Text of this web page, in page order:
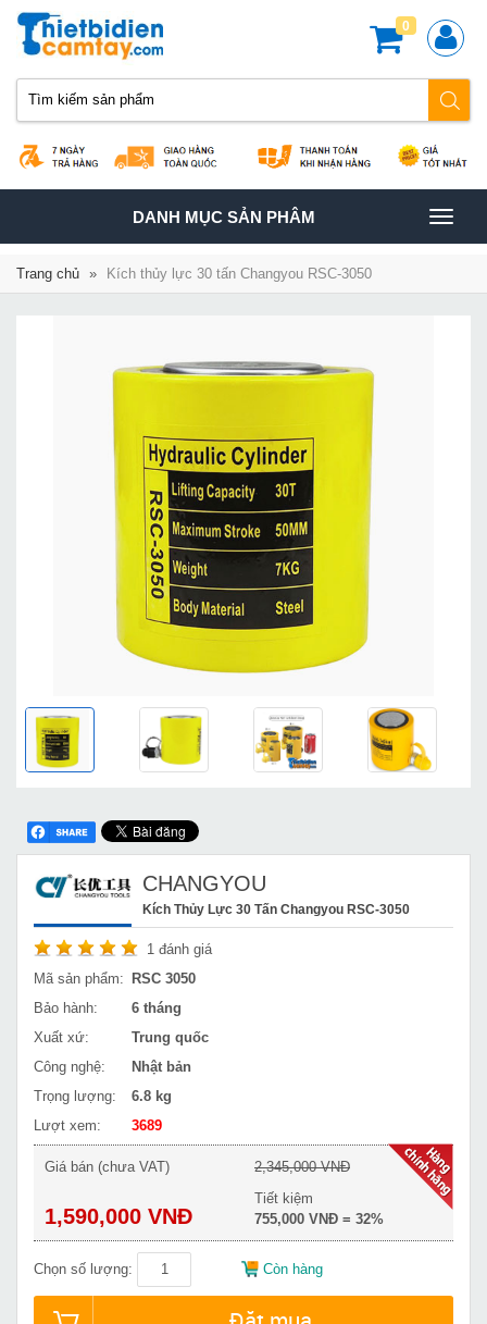
0
TOGGLE
NAVIGATION
DANH MỤC SẢN PHÂM
Trang chủ » Kích thủy lực 30 tấn Changyou RSC-3050
CHANGYOU
Kích Thủy Lực 30 Tấn Changyou RSC-3050
1 đánh giá
Mã sản phẩm:
RSC 3050
Bảo hành:
6 tháng
Xuất xứ:
Trung quốc
Công nghệ:
Nhật bản
Trọng lượng:
6.8 kg
Lượt xem:
3689
Giá bán (chưa VAT)
1,590,000 VNĐ
2,345,000 VNĐ
Tiết kiệm
755,000 VNĐ = 32%
Chọn số lượng: Còn hàng